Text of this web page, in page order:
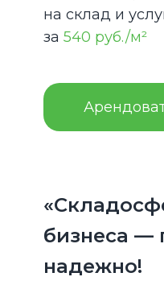
на склад и
за 540 руб./м²
бизнеса —
надежно!